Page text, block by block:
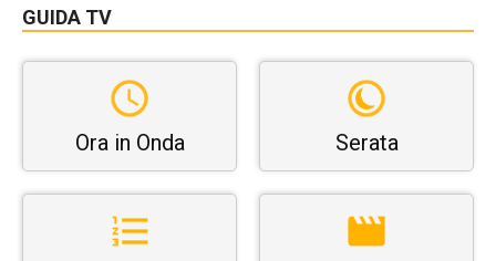
GUIDA TV
Ora in Onda Serata